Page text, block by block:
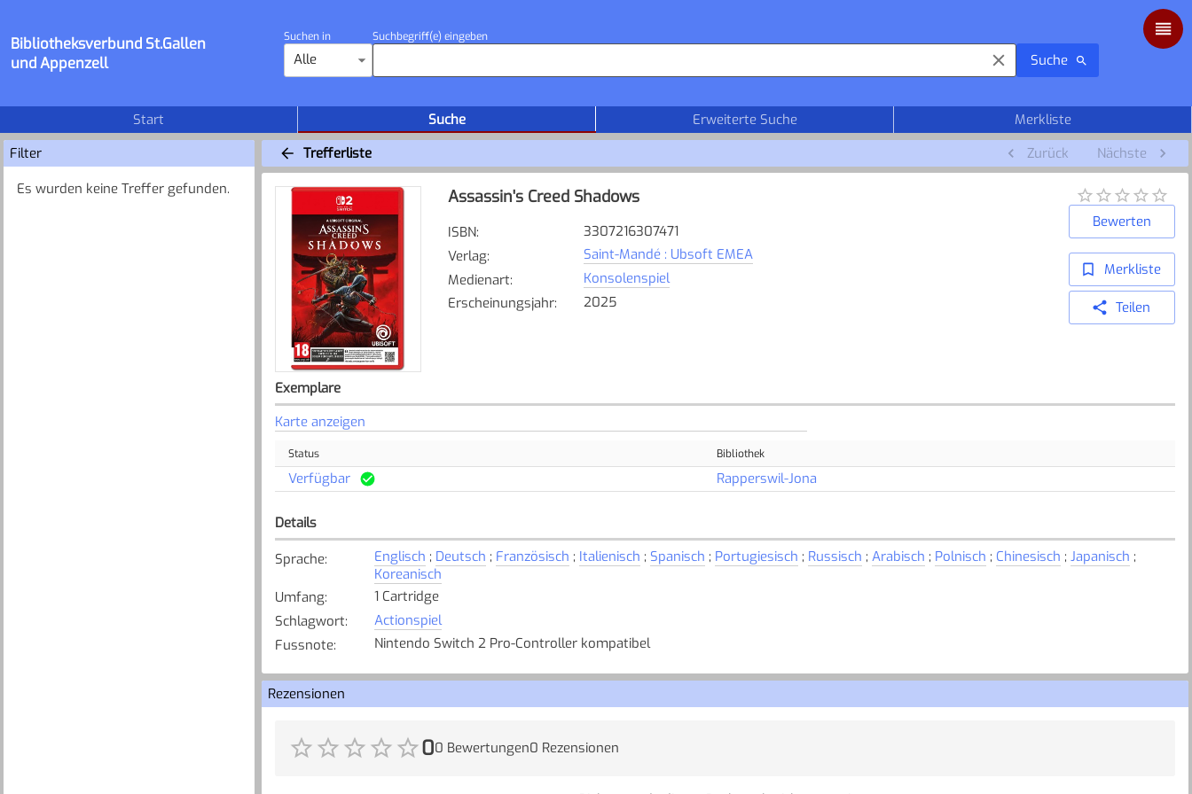
Bibliotheksverbund St.Gallen
und Appenzell
Suchen in
Alle
Suchbegriff(e) eingeben
Suche
Start Suche Erweiterte Suche
Merkliste
Filter
Es wurden keine Treffer gefunden.
Trefferliste Zurück Nächste
Assassin's Creed Shadows
ISBN:
3307216307471
Verlag:
Saint-Mandé : Ubsoft EMEA
Medienart:
Konsolenspiel
Erscheinungsjahr: 2025
Bewerten
Merkliste
Teilen
Exemplare
Karte anzeigen
Status Bibliothek
Verfügbar Rapperswil-Jona
Details
Sprache: Englisch ; Deutsch ; Französisch ; Italienisch ; Spanisch ; Portugiesisch ; Russisch ; Arabisch ; Polnisch ; Chinesisch ; Japanisch ;
Koreanisch
Umfang:
1 Cartridge
Schlagwort:
Actionspiel
Fussnote: Nintendo Switch 2 Pro-Controller kompatibel
Rezensionen
00 Bewertungen0 Rezensionen